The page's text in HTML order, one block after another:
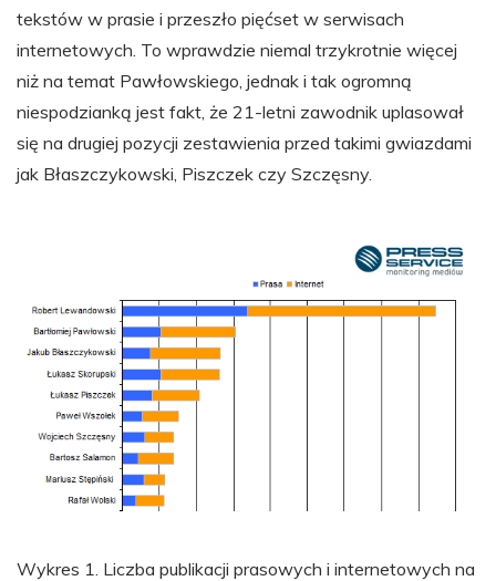
tekstów w prasie i przeszło pięćset w serwisach
internetowych. To wprawdzie niemal trzykrotnie więcej
niż na temat Pawłowskiego, jednak i tak ogromną
niespodzianką jest fakt, że 21-letni zawodnik uplasował
się na drugiej pozycji zestawienia przed takimi gwiazdami
jak Błaszczykowski, Piszczek czy Szczęsny.
Wykres 1. Liczba publikacji prasowych i internetowych na